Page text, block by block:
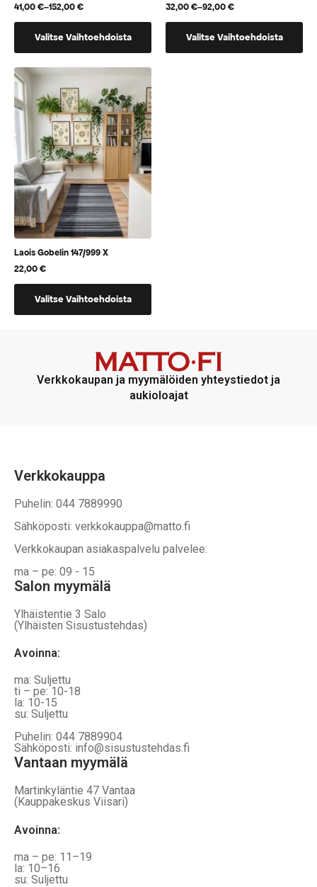
41,00€–152,00€
Hintaluokka:
41,00 €
152,00 €
Valitse Vaihtoehdoista
tuotteella
useampi
muunnelma.
Voit
tehdä
valinnat
tuotteen
sivulla.
32,00€–92,00€
Hintaluokka:
32,00 €
92,00 €
Valitse Vaihtoehdoista
tuotteella
Laois Gobelin 147/999 X
22,00€
Valitse Vaihtoehdoista
Verkkokaupan ja myymälöiden yhteystiedot ja
aukioloajat
Verkkokauppa
Puhelin: 044 7889990
Sähköposti: verkkokauppa@matto.fi
Verkkokaupan asiakaspalvelu palvelee:
ma – pe: 09 - 15
Salon myymälä
Ylhäistentie 3 Salo
(Ylhäisten Sisustustehdas)
Avoinna:
ma: Suljettu
ti – pe: 10-18
la: 10-15
su: Suljettu
Puhelin: 044 7889904
Sähköposti: info@sisustustehdas.fi
Vantaan myymälä
Martinkyläntie 47 Vantaa
(Kauppakeskus Viisari)
Avoinna:
ma – pe: 11–19
la: 10–16
su: Suljettu